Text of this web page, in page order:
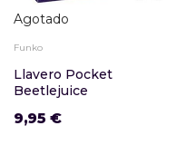
Agotado
Funko
Llavero Pocket
Beetlejuice
9,95 €